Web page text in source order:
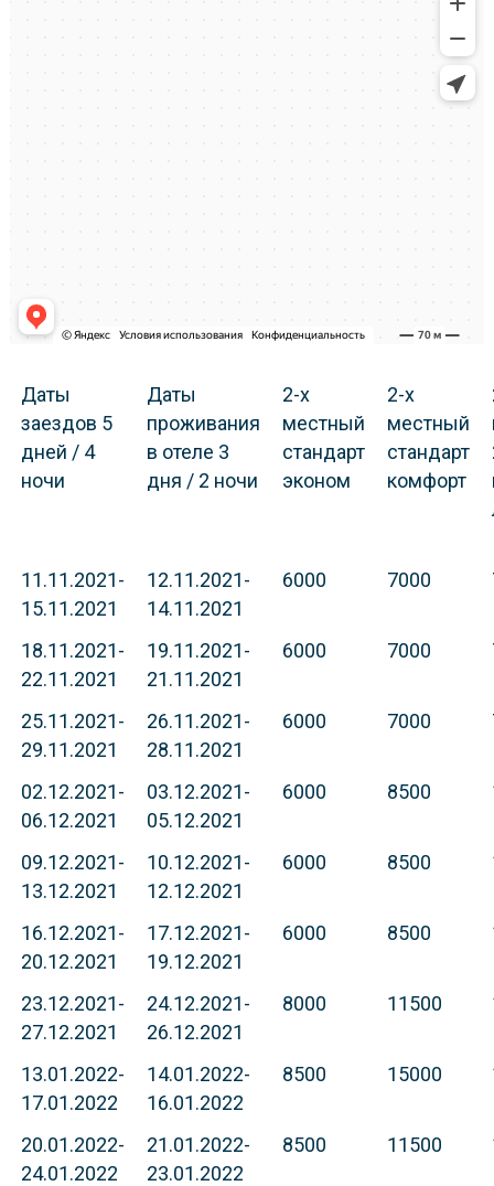
Даты
заездов 5
дней / 4
ночи
Даты
проживания
в отеле 3
дня / 2 ночи
2-х
местный
стандарт
эконом
2-х
местный
стандарт
комфорт
11.11.2021-
15.11.2021
12.11.2021-
14.11.2021
6000 7000
18.11.2021-
22.11.2021
19.11.2021-
21.11.2021
6000 7000
25.11.2021-
29.11.2021
26.11.2021-
28.11.2021
6000 7000
02.12.2021-
06.12.2021
03.12.2021-
05.12.2021
6000 8500
09.12.2021-
13.12.2021
10.12.2021-
12.12.2021
6000 8500
16.12.2021-
20.12.2021
17.12.2021-
19.12.2021
6000 8500
23.12.2021-
27.12.2021
24.12.2021-
26.12.2021
8000 11500
13.01.2022-
17.01.2022
14.01.2022-
16.01.2022
8500 15000
20.01.2022-
24.01.2022
21.01.2022-
23.01.2022
8500 11500